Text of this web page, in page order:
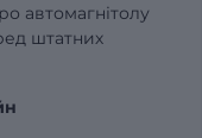
автомагнітолу
штатних